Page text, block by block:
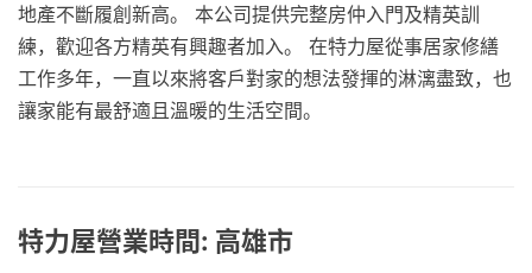
地產不斷履創新高。 本公司提供完整房仲入門及精英訓
練，歡迎各方精英有興趣者加入。 在特力屋從事居家修繕
工作多年，一直以來將客戶對家的想法發揮的淋漓盡致，也
讓家能有最舒適且溫暖的生活空間。
特力屋營業時間: 高雄市